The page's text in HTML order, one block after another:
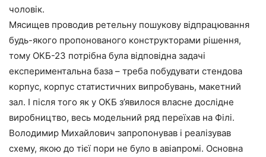
чоловік.
Мясищев проводив ретельну пошукову відпрацювання
будь-якого пропонованого конструкторами рішення,
тому ОКБ-23 потрібна була відповідна задачі
експериментальна база – треба побудувати стендова
корпус, корпус статистичних випробувань, макетний
зал. І після того як у ОКБ з’явилося власне дослідне
виробництво, весь модельний ряд переїхав на Філі.
Володимир Михайлович запропонував і реалізував
схему, якою до тієї пори не було в авіапромі. Основна